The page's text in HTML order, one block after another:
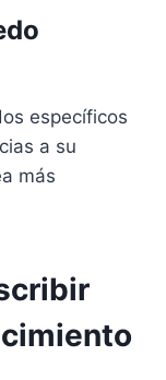
específicos
a su
más